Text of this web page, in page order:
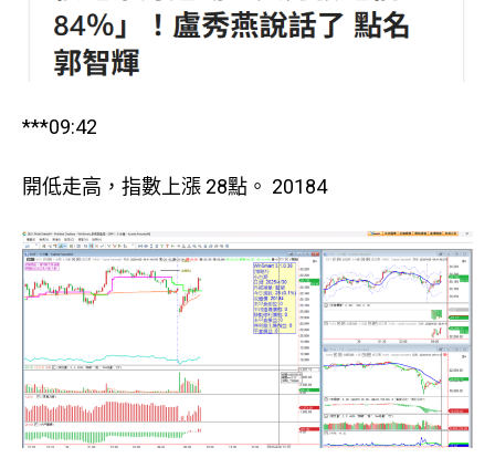
***09:42
開低走高，指數上漲 28點。 20184